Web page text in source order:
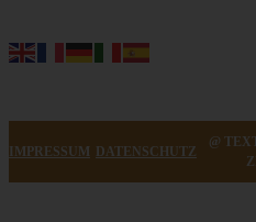
IMPRESSUM DATENSCHUTZ
@